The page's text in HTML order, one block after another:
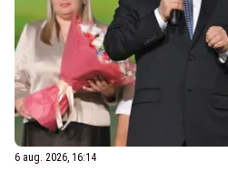
6 aug. 2026, 16:14